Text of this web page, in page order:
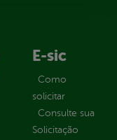
E-sic
Como
solicitar
Consulte sua
Solicitação